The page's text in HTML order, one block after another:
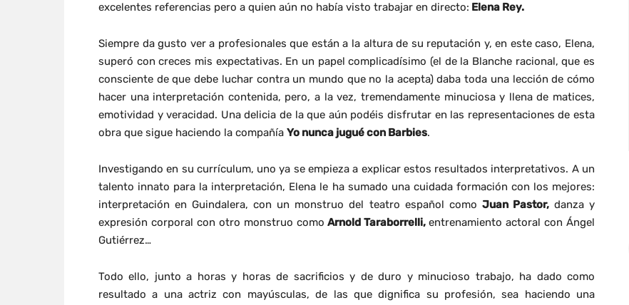
excelentes referencias pero a quien aún no había visto trabajar en directo: Elena Rey.
Siempre da gusto ver a profesionales que están a la altura de su reputación y, en este caso, Elena,
superó con creces mis expectativas. En un papel complicadísimo (el de la Blanche racional, que es
consciente de que debe luchar contra un mundo que no la acepta) daba toda una lección de cómo
hacer una interpretación contenida, pero, a la vez, tremendamente minuciosa y llena de matices,
emotividad y veracidad. Una delicia de la que aún podéis disfrutar en las representaciones de esta
obra que sigue haciendo la compañía Yo nunca jugué con Barbies.
Investigando en su currículum, uno ya se empieza a explicar estos resultados interpretativos. A un
talento innato para la interpretación, Elena le ha sumado una cuidada formación con los mejores:
interpretación en Guindalera, con un monstruo del teatro español como Juan Pastor,danza y
expresión corporal con otro monstruo comoArnold Taraborrelli,entrenamiento actoral con Ángel
Gutiérrez…
Todo ello, junto a horas y horas de sacrificios y de duro y minucioso trabajo, ha dado como
resultado a una actriz con mayúsculas, de las que dignifica su profesión, sea haciendo una